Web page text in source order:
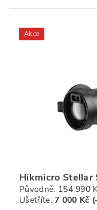
Akce
Hikmicro Stellar
Původně: 154 990
Ušetříte:7 000 Kč